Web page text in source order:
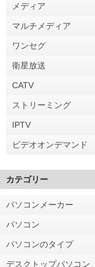
メディア
マルチメディア
ワンセグ
衛星放送
CATV
ストリーミング
IPTV
ビデオオンデマンド
カテゴリー
パソコンメーカー
パソコン
パソコンのタイプ
デスクトップパソコン